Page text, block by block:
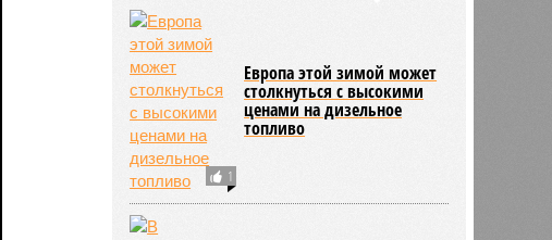
1
Европа этой зимой может
столкнуться с высокими
ценами на дизельное
топливо